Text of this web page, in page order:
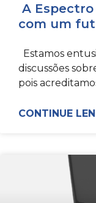
A
com um
Estamos
discussões
pois
CONTINUE